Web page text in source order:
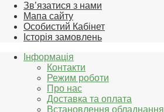
Зв’язатися з нами
Мапа сайту
Особистий Кабінет
Історія замовлень
Інформація
Контакти
Режим роботи
Про нас
Доставка та оплата
Встановлення обладнання